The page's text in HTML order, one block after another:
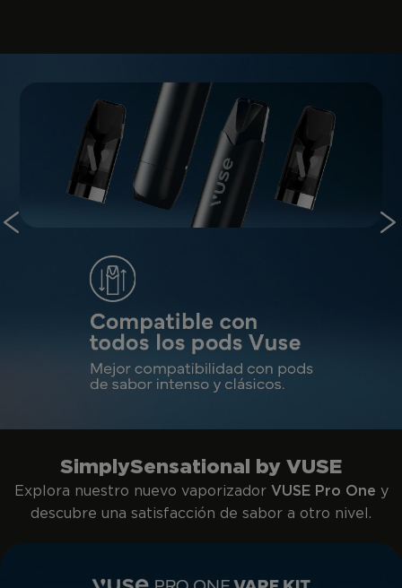
SimplySensational by VUSE
Explora nuestro nuevo vaporizador VUSE Pro One y
descubre una satisfacción de sabor a otro nivel.